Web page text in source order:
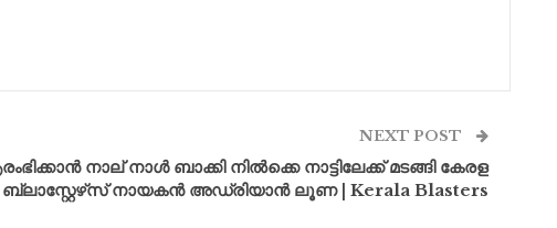
NEXT POST
നാല് നാൾ ബാക്കി നിൽക്കെ നാട്ടിലേക്ക് മടങ്ങി കേരള
ബ്ലാസ്റ്റേഴ്‌സ് നായകൻ അഡ്രിയാൻ ലൂണ | Kerala Blasters